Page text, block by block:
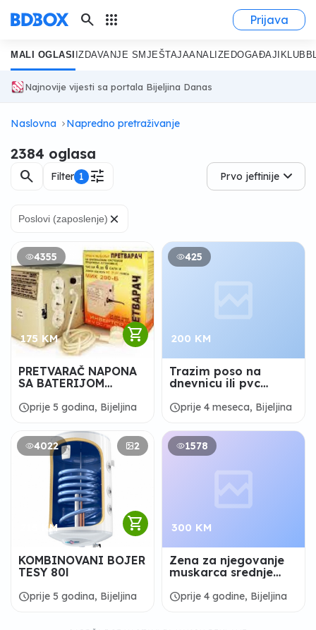
search apps Prijava
MALI OGLASI IZDAVANJE SMJEŠTAJAANALIZE DOGAĐAJI KLUB
Najnovije vijesti sa portala Bijeljina Danas
Naslovna Napredno pretraživanje
2384 oglasa
search Filter 1 tune Prvo jeftinije
Poslovi (zaposlenje) ×
4355
175 KM shopping_cart
PRETVARAČ NAPONA
SA BATERIJOM
scheduleprije 5 godina, Bijeljina
425
200 KM
Trazim poso na
dnevnicu ili pvc
scheduleprije 4 meseca, Bijeljina
4022 2
215 KM shopping_cart
KOMBINOVANI BOJER
TESY 80l
scheduleprije 5 godina, Bijeljina
1578
300 KM
Zena za njegovanje
muskarca srednje
scheduleprije 4 godine, Bijeljina